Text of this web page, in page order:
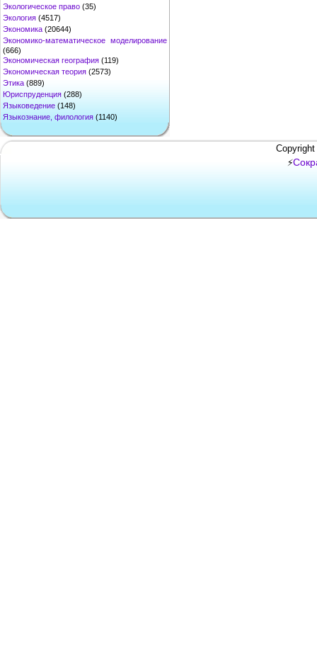
Экологическое право (35)
Экология (4517)
Экономика (20644)
Экономико-математическое моделирование
(666)
Экономическая география (119)
Экономическая теория (2573)
Этика (889)
Юриспруденция (288)
Языковедение (148)
Языкознание, филология (1140)
⚡